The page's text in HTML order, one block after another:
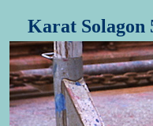
Karat Solagon